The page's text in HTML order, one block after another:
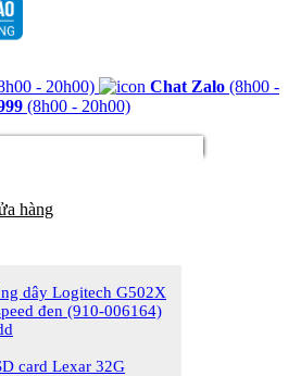
- 20h00) Chat Zalo (8h00 -
(8h00 - 20h00)
hàng
dây Logitech G502X
đen (910-006164)
card Lexar 32G